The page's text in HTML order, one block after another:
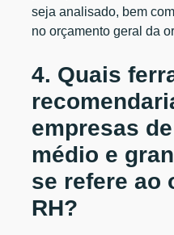
seja analisado, bem
no orçamento geral da
4. Quais
empresas
médio e
se refere ao
RH?